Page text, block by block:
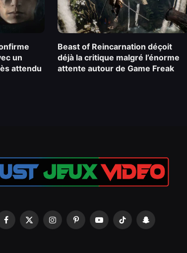
un
attendu
Beast of Reincarnation déçoit
déjà la critique malgré l’énorme
attente autour de Game Freak
Facebook
X
InstagramPinterestYouTubeTikTok Snapchat